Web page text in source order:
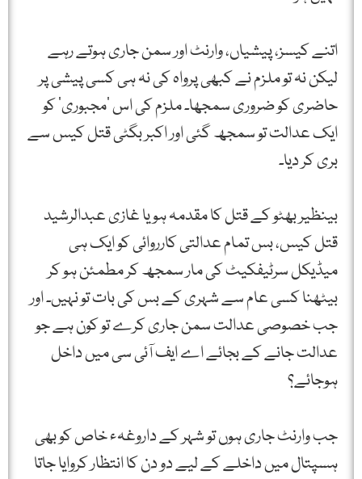
اتنے کیسز، پیشیاں، وارنٹ اور سمن جاری ہوتے رہے
لیکن نہ تو ملزم نے کبھی پرواہ کی نہ ہی کسی پیشی پر
حاضری کو ضروری سمجھا۔ ملزم کی اس ‘مجبوری’ کو
ایک عدالت تو سمجھ گئی اور اکبر بگٹی قتل کیس سے
بری کر دیا۔
بینظیر بھٹو کے قتل کا مقدمہ ہو یا غازی عبدالرشید
قتل کیس، بس تمام عدالتی کارروائی کو ایک ہی
میڈیکل سرٹیفکیٹ کی مار سمجھ کر مطمئن ہو کر
بیٹھنا کسی عام سے شہری کے بس کی بات تو نہیں۔ اور
جب خصوصی عدالت سمن جاری کرے تو کون ہے جو
عدالت جانے کے بجائے اے ایف آئی سی میں داخل
ہوجائے؟
جب وارنٹ جاری ہوں تو شہر کے داروغہء خاص کو بھی
ہسپتال میں داخلے کے لیے دو دن کا انتظار کروایا جاتا